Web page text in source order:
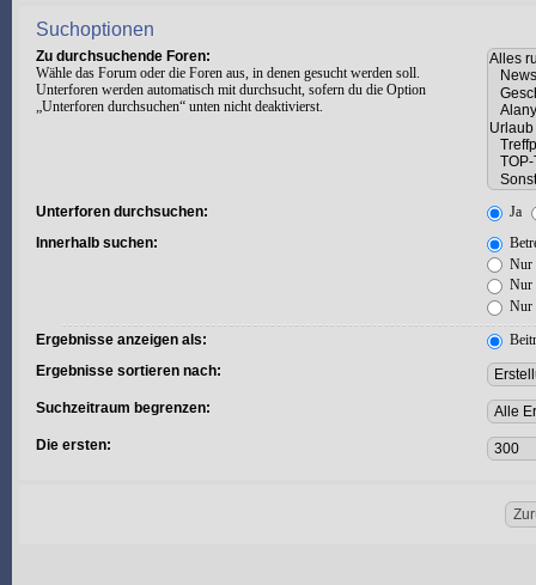
Suchoptionen
Zu durchsuchende Foren:
Wähle das Forum oder die Foren aus, in denen gesucht werden soll.
Unterforen werden automatisch mit durchsucht, sofern du die Option
„Unterforen durchsuchen“ unten nicht deaktivierst.
Unterforen durchsuchen:
Ja
Innerhalb suchen:
Nur
Nur
Nur
Ergebnisse anzeigen als:
Ergebnisse sortieren nach:
Suchzeitraum begrenzen:
Die ersten: